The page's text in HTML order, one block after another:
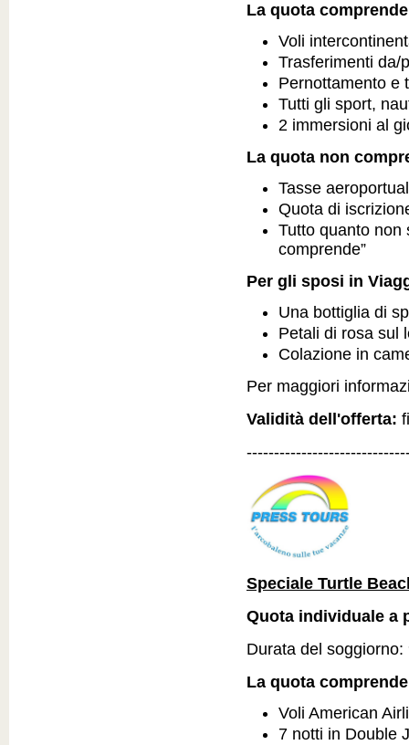
La quota comprende
Voli
Trasferimenti da/
Pernottamento e
Tutti gli sport,
2 immersioni al
La quota non
Tasse
Quota di
Tutto quanto non
comprende”
Per gli sposi in
Una bottiglia di
Petali di rosa sul
Colazione in
Per maggiori
Validità dell'offerta:
Speciale Turtle
Quota individuale a
Durata del
La quota comprende
Voli American
7 notti in Double